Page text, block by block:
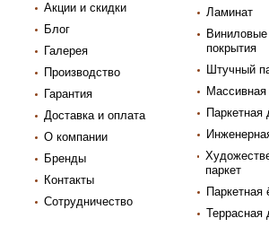
Акции и скидки
Блог
Галерея
Производство
Гарантия
Доставка и оплата
О компании
Бренды
Контакты
Сотрудничество
Ламинат
Виниловые
покрытия
Штучный
Массивная
Паркетная
паркет
Паркетная
Террасная